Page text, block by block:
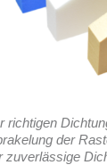
richtigen
der
zuverlässige